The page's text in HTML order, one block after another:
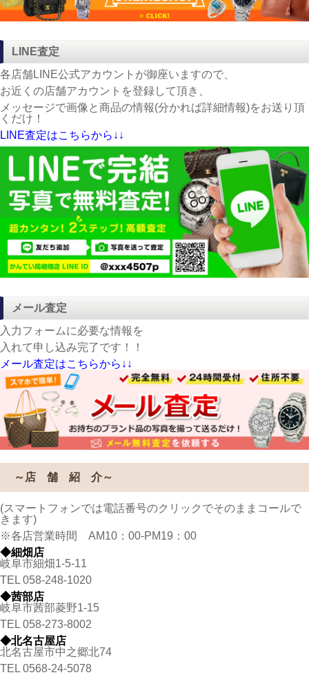
LINE査定
各店舗LINE公式アカウントが御座いますので、
お近くの店舗アカウントを登録して頂き、
メッセージで画像と商品の情報(分かれば詳細情報)をお送り頂
くだけ！
LINE査定はこちらから↓↓
メール査定
入力フォームに必要な情報を
入れて申し込み完了です！！
メール査定はこちらから↓↓
～店 舗 紹 介～
(スマートフォンでは電話番号のクリックでそのままコールで
きます)
※各店営業時間 AM10：00-PM19：00
◆細畑店
岐阜市細畑1-5-11
TEL 058-248-1020
◆茜部店
岐阜市茜部菱野1-15
TEL 058-273-8002
◆北名古屋店
北名古屋市中之郷北74
TEL 0568-24-5078